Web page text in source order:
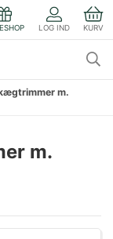
LOG IND KURV
m.
m.